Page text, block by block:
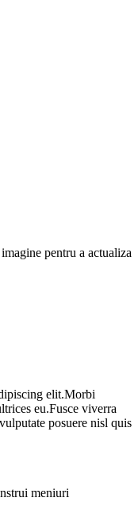
pentru a actualiza
elit.Morbi
eu.Fusce viverra
posuere nisl quis
meniuri